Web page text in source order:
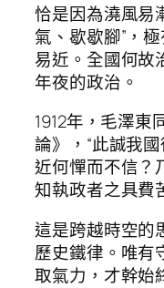
恰是因為澆風易
氣、歇歇腳”，
易近。全國何故
年夜的政治。
1912年，毛澤東
論》，“此誠我
近何憚而不信？
知執政者之具費
這是跨越時空的
歷史鐵律。唯有
取氣力，才幹始